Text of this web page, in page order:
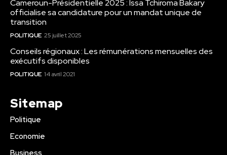
Cameroun-Présidentielle 2025 : Issa Tchiroma Bakary
officialise sa candidature pour un mandat unique de
transition
POLITIQUE 25 juillet 2025
Conseils régionaux : Les rémunérations mensuelles des
exécutifs disponibles
POLITIQUE 14 avril 2021
Sitemap
Politique
Economie
Business